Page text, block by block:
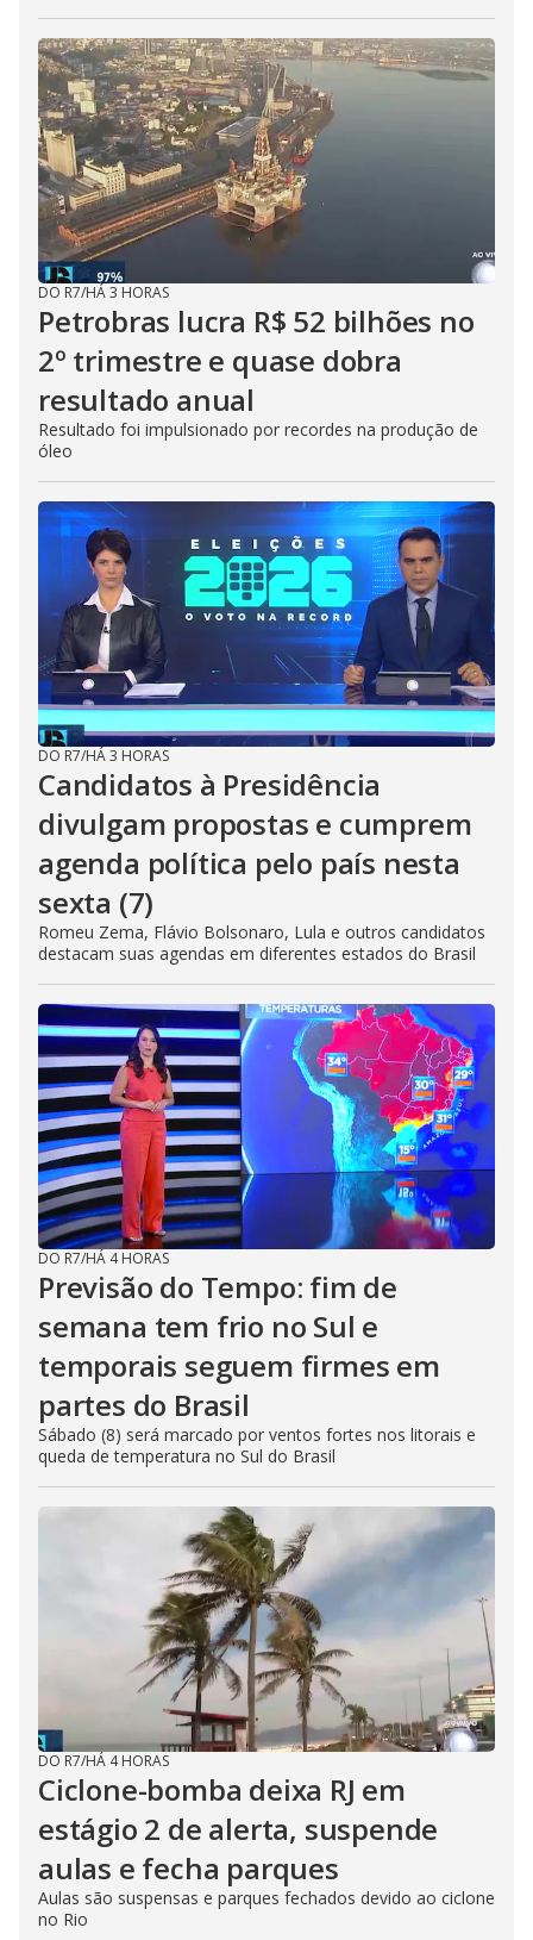
DO R7/HÁ 3 HORAS
Petrobras lucra R$ 52 bilhões no
2º trimestre e quase dobra
resultado anual
Resultado foi impulsionado por recordes na produção de
óleo
DO R7/HÁ 3 HORAS
Candidatos à Presidência
divulgam propostas e cumprem
agenda política pelo país nesta
sexta (7)
Romeu Zema, Flávio Bolsonaro, Lula e outros candidatos
destacam suas agendas em diferentes estados do Brasil
DO R7/HÁ 4 HORAS
Previsão do Tempo: fim de
semana tem frio no Sul e
temporais seguem firmes em
partes do Brasil
Sábado (8) será marcado por ventos fortes nos litorais e
queda de temperatura no Sul do Brasil
DO R7/HÁ 4 HORAS
Ciclone-bomba deixa RJ em
estágio 2 de alerta, suspende
aulas e fecha parques
Aulas são suspensas e parques fechados devido ao ciclone
no Rio